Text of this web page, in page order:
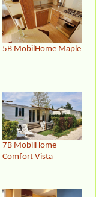
5B MobilHome Maple
7B MobilHome
Comfort Vista